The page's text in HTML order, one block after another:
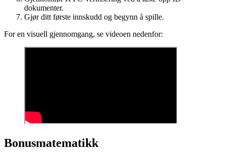
dokumenter.
Gjør ditt første innskudd og begynn å spille.
For en visuell gjennomgang, se videoen nedenfor:
Bonusmatematikk